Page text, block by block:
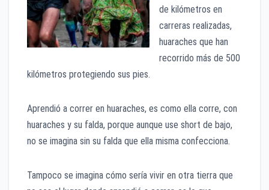
de kilómetros en
carreras realizadas,
huaraches que han
recorrido más de 500
kilómetros protegiendo sus pies.
Aprendió a correr en huaraches, es como ella corre, con
huaraches y su falda, porque aunque use short de bajo,
no se imagina sin su falda que ella misma confecciona.
Tampoco se imagina cómo sería vivir en otra tierra que